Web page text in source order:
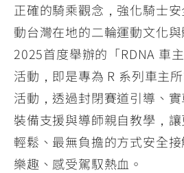
正確的騎乘觀念，強化騎士
動台灣在地的二輪運動文化與
2025首度舉辦的「RDNA 車
活動，即是專為 R 系列車主
活動，透過封閉賽道引導、
裝備支援與導師親自教學，
輕鬆、最無負擔的方式安全
樂趣、感受駕馭熱血。